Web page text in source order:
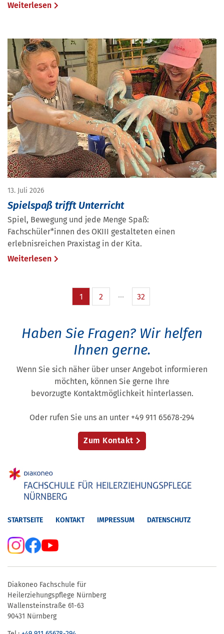
Weiterlesen
13. Juli 2026
Spielspaß trifft Unterricht
Spiel, Bewegung und jede Menge Spaß:
Fachschüler*innen des OKIII gestalteten einen
erlebnisreichen Praxistag in der Kita.
Weiterlesen
1 2 32
Haben Sie Fragen? Wir helfen
Ihnen gerne.
Wenn Sie sich näher über unser Angebot informieren
möchten, können Sie gerne Ihre
bevorzugte Kontaktmöglichkeit hinterlassen.
Oder rufen Sie uns an unter +49 911 65678-294
Zum Kontakt
STARTSEITE KONTAKT IMPRESSUM DATENSCHUTZ
Diakoneo Fachschule für
Heilerziehungspflege Nürnberg
Wallensteinstraße 61-63
90431 Nürnberg